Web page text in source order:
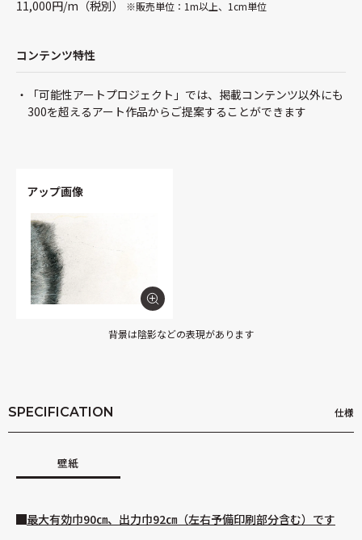
11,000円/m（税別） ※販売単位：1m以上、1cm単位
コンテンツ特性
「可能性アートプロジェクト」では、掲載コンテンツ以外にも
300を超えるアート作品からご提案することができます
アップ画像
背景は陰影などの表現があります
SPECIFICATION 仕様
壁紙
最大有効巾90㎝、出力巾92㎝（左右予備印刷部分含む）です